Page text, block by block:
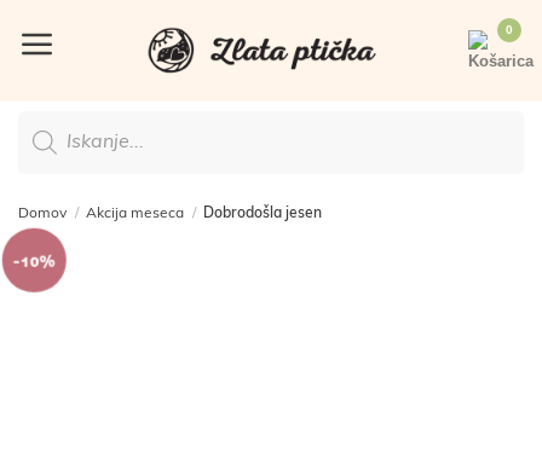
search
Domov / Akcija meseca / Dobrodošla jesen
-10%